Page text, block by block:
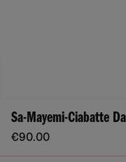
Sa-Mayemi-Ciabatte
€90.00